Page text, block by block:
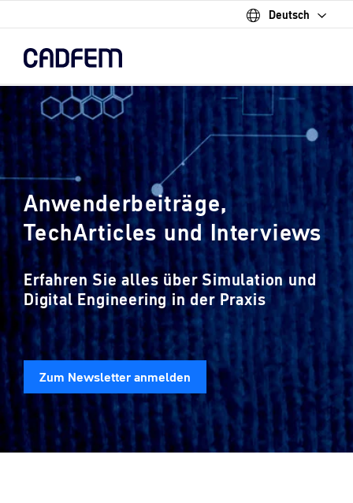
Deutsch
content.
Anwenderbeiträge,
TechArticles und Interviews
Erfahren Sie alles über Simulation und
Digital Engineering in der Praxis
Zum Newsletter anmelden